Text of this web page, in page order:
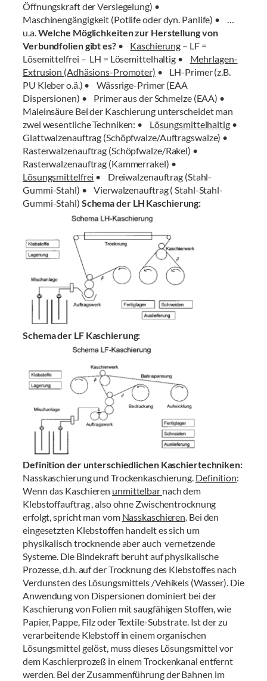
Öffnungskraft der Versiegelung) •
Maschinengängigkeit (Potlife oder dyn. Panlife) • …
u.a.Welche Möglichkeiten zur Herstellung von
Verbundfolien gibt es?• Kaschierung – LF =
Lösemittelfrei – LH = Lösemittelhaltig • Mehrlagen-
Extrusion (Adhäsions-Promoter) • LH-Primer (z.B.
PU Kleber o.ä.) • Wässrige-Primer (EAA
Dispersionen) • Primer aus der Schmelze (EAA) •
Maleinsäure Bei der Kaschierung unterscheidet man
zwei wesentliche Techniken: • Lösungsmittelhaltig•
Glattwalzenauftrag (Schöpfwalze/Auftragswalze) •
Rasterwalzenauftrag (Schöpfwalze/Rakel) •
Rasterwalzenauftrag (Kammerrakel) •
Lösungsmittelfrei • Dreiwalzenauftrag (Stahl-
Gummi-Stahl) • Vierwalzenauftrag ( Stahl-Stahl-
Gummi-Stahl) Schema der LH Kaschierung:
Schema der LF Kaschierung:
Definition der unterschiedlichen Kaschiertechniken:
Nasskaschierung und Trockenkaschierung. Definition:
Wenn das Kaschieren unmittelbar nach dem
Klebstoffauftrag , also ohne Zwischentrocknung
erfolgt, spricht man vom Nasskaschieren. Bei den
eingesetzten Klebstoffen handelt es sich um
physikalisch trocknende aber auch vernetzende
Systeme. Die Bindekraft beruht auf physikalische
Prozesse, d.h. auf der Trocknung des Klebstoffes nach
Verdunsten des Lösungsmittels /Vehikels (Wasser). Die
Anwendung von Dispersionen dominiert bei der
Kaschierung von Folien mit saugfähigen Stoffen, wie
Papier, Pappe, Filz oder Textile-Substrate. Ist der zu
verarbeitende Klebstoff in einem organischen
Lösungsmittel gelöst, muss dieses Lösungsmittel vor
dem Kaschierprozeß in einem Trockenkanal entfernt
werden. Bei der Zusammenführung der Bahnen im